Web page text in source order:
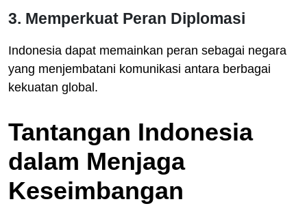
3. Memperkuat Peran Diplomasi
Indonesia dapat memainkan peran sebagai negara
yang menjembatani komunikasi antara berbagai
kekuatan global.
Tantangan Indonesia
dalam Menjaga
Keseimbangan